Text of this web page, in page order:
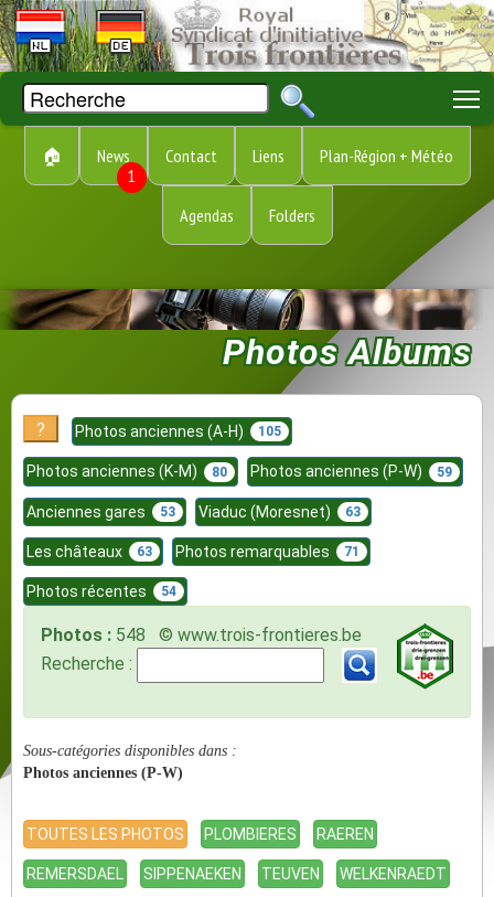
🏠
News
1
Contact Liens Plan-Région + Météo
Agendas Folders
Photos Albums
? Photos anciennes (A-H) 105
Photos anciennes (K-M) 80 Photos anciennes (P-W) 59
Anciennes gares 53 Viaduc (Moresnet) 63
Les châteaux 63 Photos remarquables 71
Photos récentes 54
Photos : 548 © www.trois-frontieres.be
Recherche :
Sous-catégories disponibles dans :
Photos anciennes (P-W)
TOUTES LES PHOTOS PLOMBIERES RAEREN
REMERSDAEL SIPPENAEKEN TEUVEN WELKENRAEDT